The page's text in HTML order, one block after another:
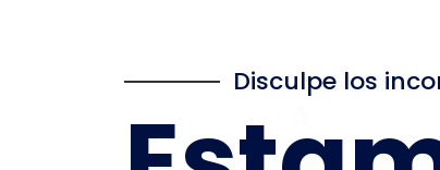
Disculpe los